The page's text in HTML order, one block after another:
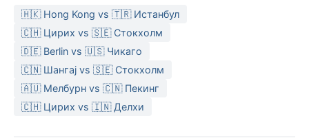
🇭🇰 Hong Kong vs 🇹🇷 Истанбул
🇨🇭 Цирих vs 🇸🇪 Стокхолм
🇩🇪 Berlin vs 🇺🇸 Чикаго
🇨🇳 Шангај vs 🇸🇪 Стокхолм
🇦🇺 Мелбурн vs 🇨🇳 Пекинг
🇨🇭 Цирих vs 🇮🇳 Делхи